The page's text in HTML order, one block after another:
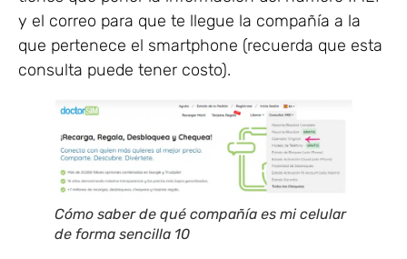
y el correo para que te llegue la compañía a la
que pertenece el smartphone (recuerda que esta
consulta puede tener costo).
Cómo saber de qué compañía es mi celular
de forma sencilla 10